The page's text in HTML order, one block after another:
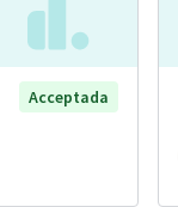
Acceptada